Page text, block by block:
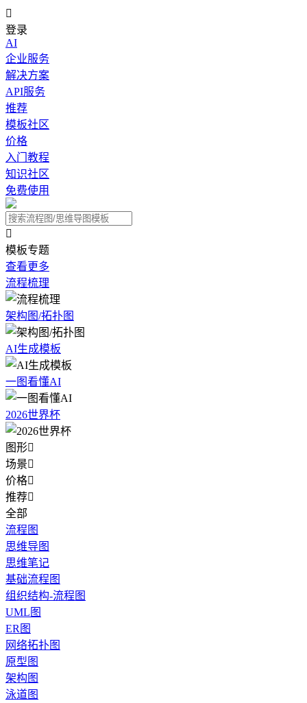

登录
AI
企业服务
解决方案
API服务
推荐
模板社区
价格
入门教程
知识社区
免费使用

模板专题
查看更多
流程梳理
架构图/拓扑图
AI生成模板
一图看懂AI
2026世界杯
图形
场景
价格
推荐
全部
流程图
思维导图
思维笔记
基础流程图
组织结构-流程图
UML图
ER图
网络拓扑图
原型图
架构图
泳道图